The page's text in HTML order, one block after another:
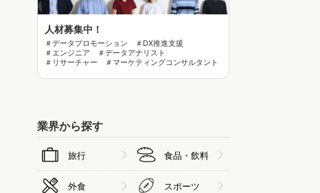
人材募集中！
＃データプロモーション ＃DX推進支援
＃エンジニア ＃データアナリスト
＃リサーチャー ＃マーケティングコンサルタント
業界から探す
旅行 食品・飲料
外食 スポーツ